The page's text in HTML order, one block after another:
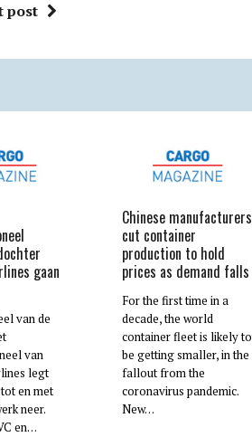
post
gaan
van de
van
legt
en met
neer.
en…
Chinese manufacturers
cut container
production to hold
prices as demand falls
For the first time in a
decade, the world
container fleet is likely to
be getting smaller, in the
fallout from the
coronavirus pandemic.
New…